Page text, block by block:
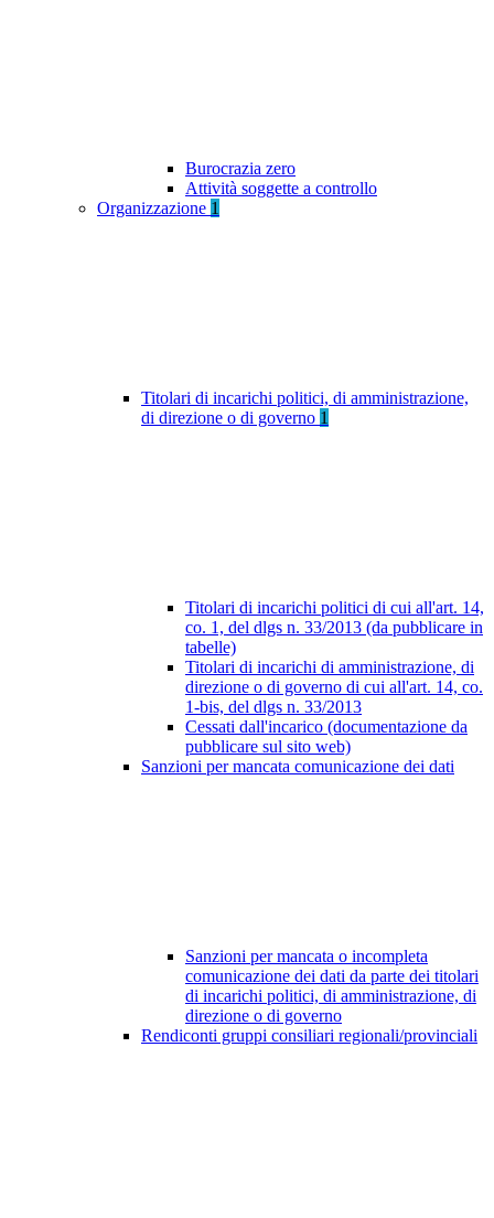
Burocrazia zero
Attività soggette a controllo
Organizzazione 1
Titolari di incarichi politici, di amministrazione,
di direzione o di governo 1
Titolari di incarichi politici di cui all'art. 14,
co. 1, del dlgs n. 33/2013 (da pubblicare in
tabelle)
Titolari di incarichi di amministrazione, di
direzione o di governo di cui all'art. 14, co.
1-bis, del dlgs n. 33/2013
Cessati dall'incarico (documentazione da
pubblicare sul sito web)
Sanzioni per mancata comunicazione dei dati
Sanzioni per mancata o incompleta
comunicazione dei dati da parte dei titolari
di incarichi politici, di amministrazione, di
direzione o di governo
Rendiconti gruppi consiliari regionali/provinciali